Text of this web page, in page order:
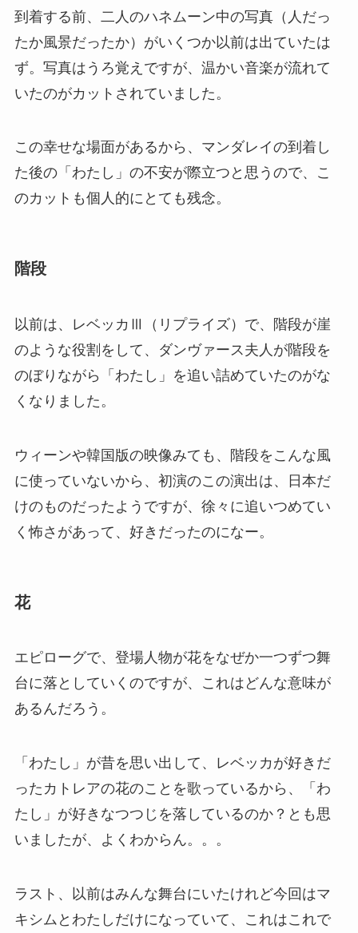
到着する前、二人のハネムーン中の写真（人だっ
たか風景だったか）がいくつか以前は出ていたは
ず。写真はうろ覚えですが、温かい音楽が流れて
いたのがカットされていました。
この幸せな場面があるから、マンダレイの到着し
た後の「わたし」の不安が際立つと思うので、こ
のカットも個人的にとても残念。
階段
以前は、レベッカⅢ（リプライズ）で、階段が崖
のような役割をして、ダンヴァース夫人が階段を
のぼりながら「わたし」を追い詰めていたのがな
くなりました。
ウィーンや韓国版の映像みても、階段をこんな風
に使っていないから、初演のこの演出は、日本だ
けのものだったようですが、徐々に追いつめてい
く怖さがあって、好きだったのになー。
花
エピローグで、登場人物が花をなぜか一つずつ舞
台に落としていくのですが、これはどんな意味が
あるんだろう。
「わたし」が昔を思い出して、レベッカが好きだ
ったカトレアの花のことを歌っているから、「わ
たし」が好きなつつじを落しているのか？とも思
いましたが、よくわからん。。。
ラスト、以前はみんな舞台にいたけれど今回はマ
キシムとわたしだけになっていて、これはこれで